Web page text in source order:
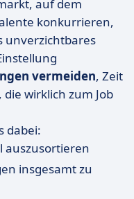
auf dem
konkurrieren,
unverzichtbares
vermeiden, Zeit
wirklich zum Job
dabei:
auszusortieren
insgesamt zu